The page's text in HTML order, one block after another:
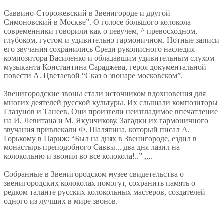
Саввино-Сторожевский в Звенигороде и другой —
Симоновский в Москве”. О голосе большого колокола
современники говорили как о певучем, ^ превосходном,
глубоком, густом и удивительно гармоничном. Нотные записи
его звучания сохранились Среди рукописного наследия
композитора Василенко и обладавшим удивительным слухом
музыканта Константина Сараджева, героя документальной
повести А. Цветаевой “Сказ о звонаре московском”.
Звенигородские звоны стали источником вдохновения для
многих деятелей русской культуры. Их слышали композиторы
Глазунов и Танеев. Они произвели неизгладимое впечатление
на И. Левитана и М. Якунчикову. Загадки их гармоничного
звучания привлекали Ф. Шаляпина, который писал А.
Горькому в Париж: “Был на днях в Звенигороде, ездил в
монастырь преподобного Саввы... два дня лазил на
колокольню и звонил во все колокола!..” ,,,.
Собранные в Звенигородском музее свидетельства о
звенигородских колоколах помогут, сохранить память о
редком таланте русских колокольных мастеров, создателей
одного из лучших в мире звонов.